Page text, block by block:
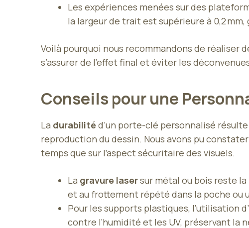
Les expériences menées sur des
la largeur de trait est supérieure à 0,2
Voilà pourquoi nous recommandons de réaliser
s’assurer de l’effet final et éviter les
Conseils pour une
La durabilité d’un porte-clé personnalisé
reproduction du dessin. Nous avons pu
temps que sur l’aspect sécuritaire des visuels.
La gravure lasersur métal ou bois reste
et au frottement répété dans la poche ou
Pour les supports plastiques, l’utilisation
contre l’humidité et les UV, préservant